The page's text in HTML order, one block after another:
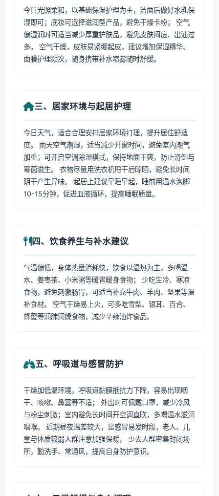
今日光照柔和，以基础保湿护理为主，洁面后做好水乳保
湿即可；底妆可选择滋润型产品，避免干燥卡粉； 空气
偏湿润时可适当减少厚重护肤品，避免皮肤闷痘、出油过
多。 空气干燥，皮肤易紧绷起皮，建议增加保湿精华、
面膜护理频次，随身携带补水喷雾随时舒缓。
三、居家环境与起居护理
今日天气，适合合理安排居家环境打理，提升居住舒适
度。 雨天空气潮湿，适当减少开窗时间，避免室内潮气
加重；可开启空调除湿模式，保持地面干爽，防止滑倒与
霉菌滋生。 衣物尽量用洗衣机甩干后晾晒，避免长时间
阴干产生异味。 起居上建议早睡早起，睡前用温水泡脚
10-15分钟，促进血液循环，提高睡眠质量。
四、饮食养生与补水建议
气温偏低，身体热量消耗快，饮食以温热为主，多喝温
水、姜枣茶、小米粥等暖胃暖身食物； 少吃生冷、寒凉
食物，避免刺激肠胃，可适当补充牛肉、羊肉、坚果等温
补食材。 空气干燥易上火，可多吃雪梨、银耳、百合、
蜂蜜等润肺润燥食物，减少辛辣油炸食品。
五、呼吸道与感冒防护
干燥加低温环境，呼吸道黏膜抵抗力下降，容易出现咽
干、咳嗽、鼻塞等不适； 外出时可佩戴口罩，减少冷风
与粉尘刺激；室内避免长时间开空调直吹，多喝温水滋润
咽喉。 近期昼夜温差较大，是感冒易发时段，老人、儿
童与体质较弱人群注意加强保暖， 少去人群密集封闭场
所，勤洗手、常通风，提高自身防护意识。